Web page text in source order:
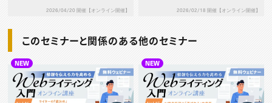
デザインの基礎
2026/04/20 開催【オンライン開催】 2026/02/18 開催【オンライン開催】
このセミナーと関係のある他のセミナー
NEW NEW